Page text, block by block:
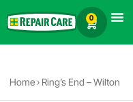
Español 0
Home › Ring’s End – Wilton